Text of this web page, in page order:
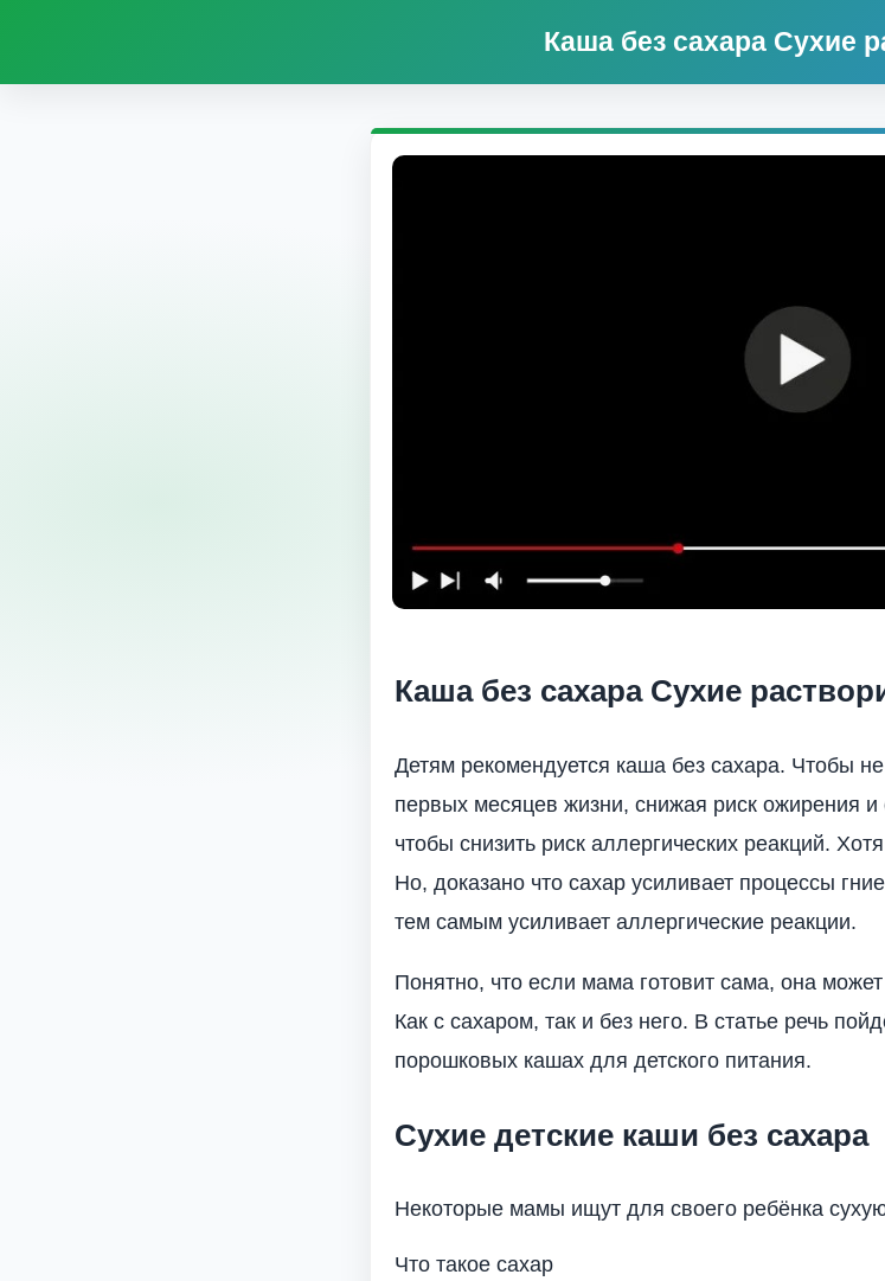
Каша без сахара Сухие
Каша без сахара Сухие
Детям рекомендуется каша без сахара. Чтобы
первых месяцев жизни, снижая риск ожирения и
чтобы снизить риск аллергических реакций.
Но, доказано что сахар усиливает процессы
тем самым усиливает аллергические реакции.
Понятно, что если мама готовит сама, она
Как с сахаром, так и без него. В статье речь
порошковых кашах для детского питания.
Сухие детские каши без сахара
Некоторые мамы ищут для своего ребёнка
Что такое сахар